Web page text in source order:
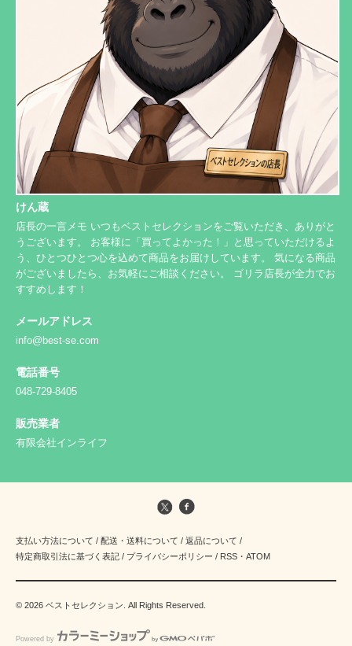
けん蔵
店長の一言メモ いつもベストセレクションをご覧いただき、ありがと
うございます。 お客様に「買ってよかった！」と思っていただけるよ
う、ひとつひとつ心を込めて商品をお届けしています。 気になる商品
がございましたら、お気軽にご相談ください。 ゴリラ店長が全力でお
すすめします！
メールアドレス
info@best-se.com
電話番号
048-729-8405
販売業者
有限会社インライフ
支払い方法について / 配送・送料について / 返品について /
特定商取引法に基づく表記 / プライバシーポリシー / RSS ・ ATOM
© 2026 ベストセレクション. All Rights Reserved.
Powered by